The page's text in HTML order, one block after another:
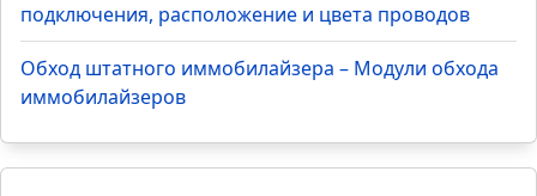
подключения, расположение и цвета проводов
Обход штатного иммобилайзера – Модули обхода
иммобилайзеров